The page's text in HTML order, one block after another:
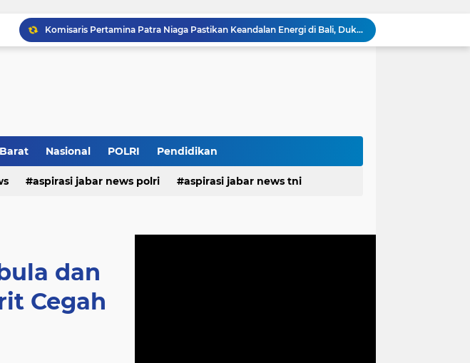
Komisaris Pertamina Patra Niaga Pastikan Keandalan Energi di Bali, Dukung Mobilitas Masyarakat & Wisatawan
Maxim Membantu Seorang Ayah Tunggal Tetap Mengasuh Buah Hatinya
Dua Kali Ajukan Audiensi Tak Digubris, Perkara Dinas Pendidikan Kabupaten Bekasi Terancam Masuk Babak Baru Proses Hukum
Nasional POLRI Pendidikan
aspirasi jabar news polri aspirasi jabar news tni
dan
Cegah